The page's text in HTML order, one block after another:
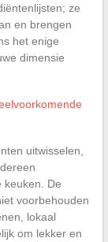
ze
en brengen
het enige
dimensie
uitwisselen,
keuken. De
voorbehouden
lokaal
om lekker en